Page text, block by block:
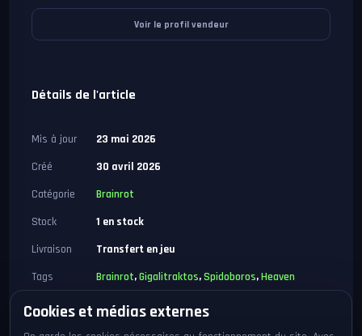
Cookies et médias externes
Voir le profil vendeur
Détails de l'article
Mis à jour
23 mai 2026
Créé
30 avril 2026
Catégorie
Brainrot
Stock
1 en stock
Livraison
Transfert en jeu
Tags
Brainrot,Gigalitraktos,Spidoboros,Heaven